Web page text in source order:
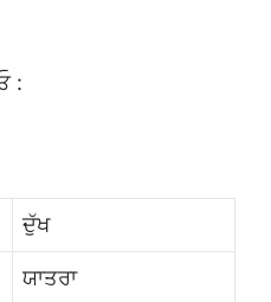
:
ਦੁੱਖ
ਯਾਤਰਾ